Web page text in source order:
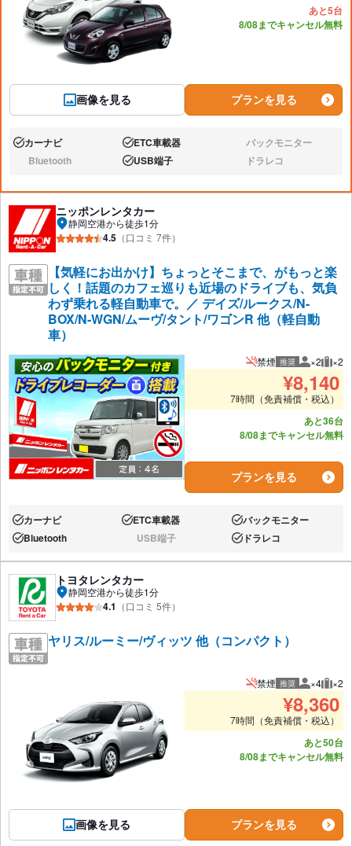
画像を見る
あと5台
8/08までキャンセル無料
プランを見る
あり:カーナビ あり:ETC車載器 なし:バックモニター
なし:Bluetooth あり:USB端子 なし:ドラレコ
ニッポンレンタカー
静岡空港から徒歩1分
4.5 （口コミ 7件）
【気軽にお出かけ】ちょっとそこまで、がもっと楽
しく！話題のカフェ巡りも近場のドライブも、気負
わず乗れる軽自動車で。／ デイズ/ルークス/N-
BOX/N-WGN/ムーヴ/タント/ワゴンR 他（軽自動
車）
禁煙 推奨 推奨人数
×2 推
×2
¥8,140
7時間（免責補償・税込）
あと36台
8/08までキャンセル無料
プランを見る
あり:カーナビ あり:ETC車載器 あり:バックモニター
あり:Bluetooth なし:USB端子 あり:ドラレコ
トヨタレンタカー
静岡空港から徒歩1分
4.1 （口コミ 5件）
ヤリス/ルーミー/ヴィッツ 他（コンパクト）
画像を見る
禁煙 推奨 推奨人数
×4 推
×2
¥8,360
7時間（免責補償・税込）
あと50台
8/08までキャンセル無料
プランを見る